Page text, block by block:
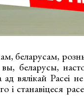
беларусам,
беларусы,
вялікай Расеі
і станавіцеся